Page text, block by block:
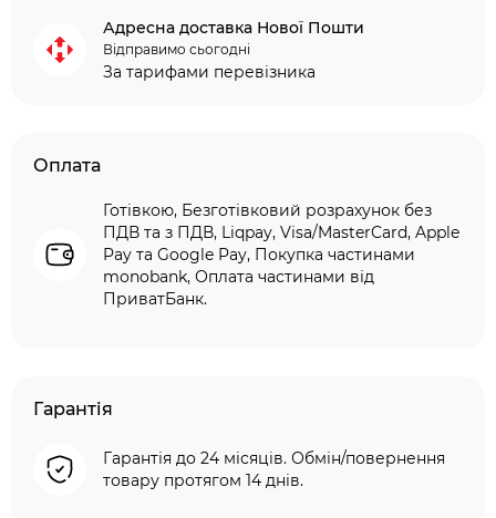
Адресна доставка Нової Пошти
Відправимо сьогодні
За тарифами перевізника
Оплата
Готівкою, Безготівковий розрахунок без
ПДВ та з ПДВ, Liqpay, Visa/MasterCard, Apple
Pay та Google Pay, Покупка частинами
monobank, Оплата частинами від
ПриватБанк.
Гарантія
Гарантія до 24 місяців. Обмін/повернення
товару протягом 14 днів.